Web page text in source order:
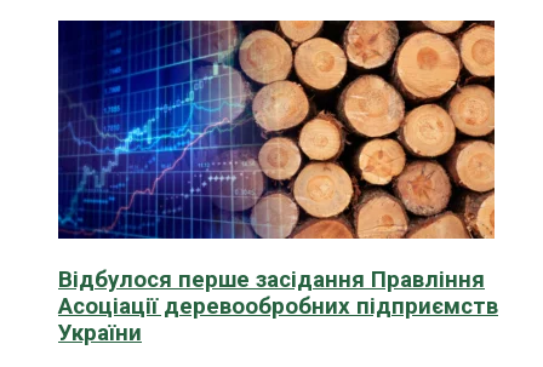
Відбулося перше засідання Правління
Асоціації деревообробних підприємств
України